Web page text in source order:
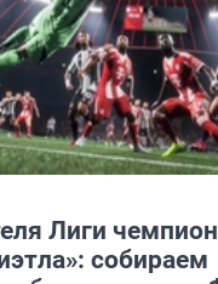
Лиги
собираем